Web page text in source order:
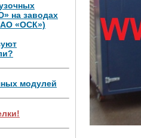
на заводах
«ОСК»)
модулей